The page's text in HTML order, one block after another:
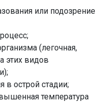
или подозрение
(легочная,
этих видов
в острой стадии;
температура